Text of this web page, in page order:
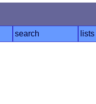
search lists